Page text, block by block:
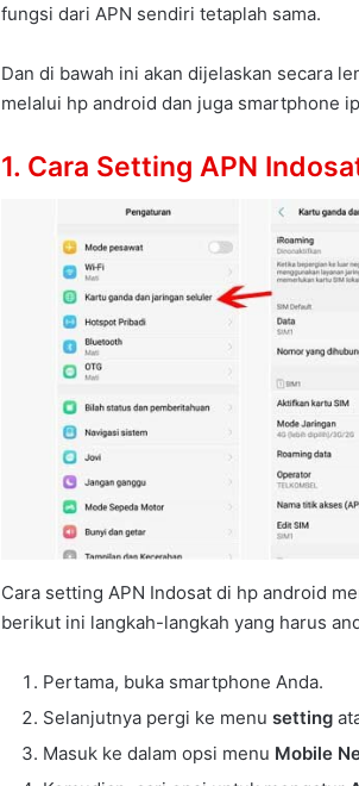
fungsi dari APN sendiri tetaplah sama.
Dan di bawah ini akan dijelaskan secara
melalui hp android dan juga smartphone
1. Cara Setting APN
Cara setting APN Indosat di hp android
berikut ini langkah-langkah yang harus
Pertama, buka smartphone Anda.
Selanjutnya pergi ke menu setting
Masuk ke dalam opsi menu Mobile